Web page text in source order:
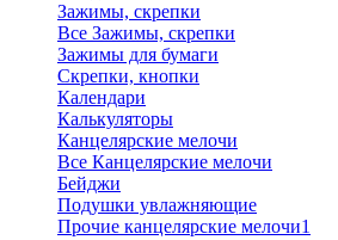
Зажимы, скрепки
Все Зажимы, скрепки
Зажимы для бумаги
Скрепки, кнопки
Календари
Калькуляторы
Канцелярские мелочи
Все Канцелярские мелочи
Бейджи
Подушки увлажняющие
Прочие канцелярские мелочи1